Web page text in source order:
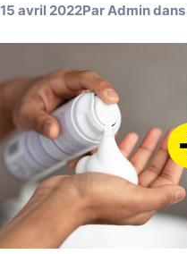
15 avril 2022ParAdmindans